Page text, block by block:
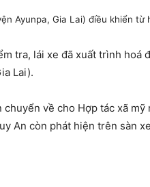
Ayunpa, Gia Lai) điều khiển từ
tra, lái xe đã xuất trình hoá
Lai).
về cho Hợp tác xã
An còn phát hiện trên sàn